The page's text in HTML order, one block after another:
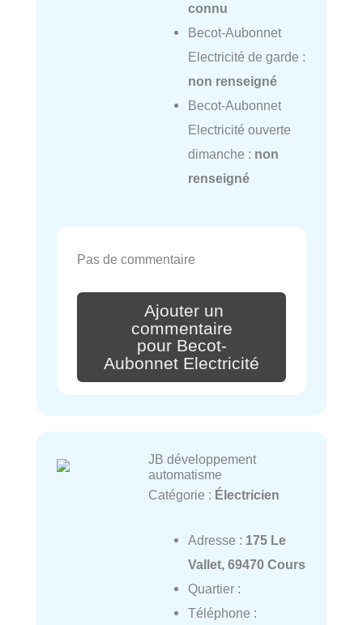
connu
Becot-Aubonnet
Electricité de garde :
non renseigné
Becot-Aubonnet
Electricité ouverte
dimanche : non
renseigné
Pas de commentaire
Ajouter un
commentaire
pour Becot-
Aubonnet Electricité
JB développement
automatisme
Catégorie : Électricien
Adresse : 175 Le
Vallet, 69470 Cours
Quartier :
Téléphone :